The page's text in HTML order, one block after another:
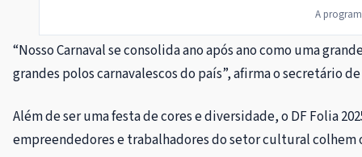
A
“Nosso Carnaval se consolida ano após ano como uma
grandes polos carnavalescos do país”, afirma o secretário
Além de ser uma festa de cores e diversidade, o DF Folia
empreendedores e trabalhadores do setor cultural colhem